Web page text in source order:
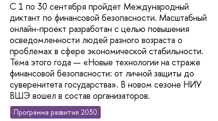
С 1 по 30 сентября пройдет Международный
диктант по финансовой безопасности. Масштабный
онлайн-проект разработан с целью повышения
осведомленности людей разного возраста о
проблемах в сфере экономической стабильности.
Тема этого года — «Новые технологии на страже
финансовой безопасности: от личной защиты до
суверенитета государства». В новом сезоне НИУ
ВШЭ вошел в состав организаторов.
Программа развития 2030